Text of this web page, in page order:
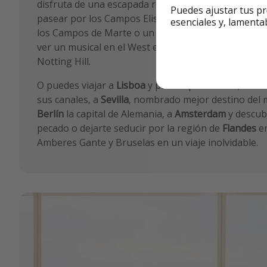
disfruta de una escapada romántica a
París
, la
pasear por los Campos Eliseos, subir a la Torre
los Campos de Marte o un espectáculo en el Moulin
ver un musical en el West end, visitar el Museo
Notting Hill.
O puedes viajar a Lisboay pasear por Alfama, a
sus canales, a Sevilla, nombrado mejor destino del
Berlín la capital de Alemania, a Amsterdamy
pecado o dejarte seducir por la región de Flandes
Amberes Gante y Bruselas en un viaje inolvidable.
Puedes ajustar tus
esenciales y,